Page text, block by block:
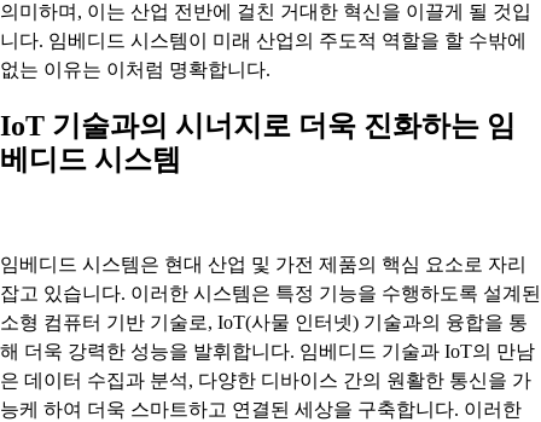
의미하며, 이는 산업 전반에 걸친 거대한 혁신을 이끌게 될 것입
니다. 임베디드 시스템이 미래 산업의 주도적 역할을 할 수밖에
없는 이유는 이처럼 명확합니다.
IoT 기술과의 시너지로 더욱 진화하는 임
베디드 시스템
임베디드 시스템은 현대 산업 및 가전 제품의 핵심 요소로 자리
잡고 있습니다. 이러한 시스템은 특정 기능을 수행하도록 설계된
소형 컴퓨터 기반 기술로, IoT(사물 인터넷) 기술과의 융합을 통
해 더욱 강력한 성능을 발휘합니다. 임베디드 기술과 IoT의 만남
은 데이터 수집과 분석, 다양한 디바이스 간의 원활한 통신을 가
능케 하여 더욱 스마트하고 연결된 세상을 구축합니다. 이러한